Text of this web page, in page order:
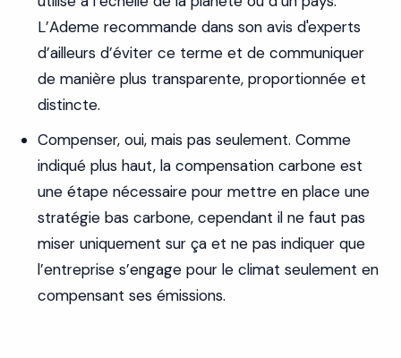
L’Ademe recommande dans son avis d'experts
d’ailleurs d’éviter ce terme et de communiquer
de manière plus transparente, proportionnée et
distincte.
Compenser, oui, mais pas seulement. Comme
indiqué plus haut, la compensation carbone est
une étape nécessaire pour mettre en place une
stratégie bas carbone, cependant il ne faut pas
miser uniquement sur ça et ne pas indiquer que
l’entreprise s’engage pour le climat seulement en
compensant ses émissions.